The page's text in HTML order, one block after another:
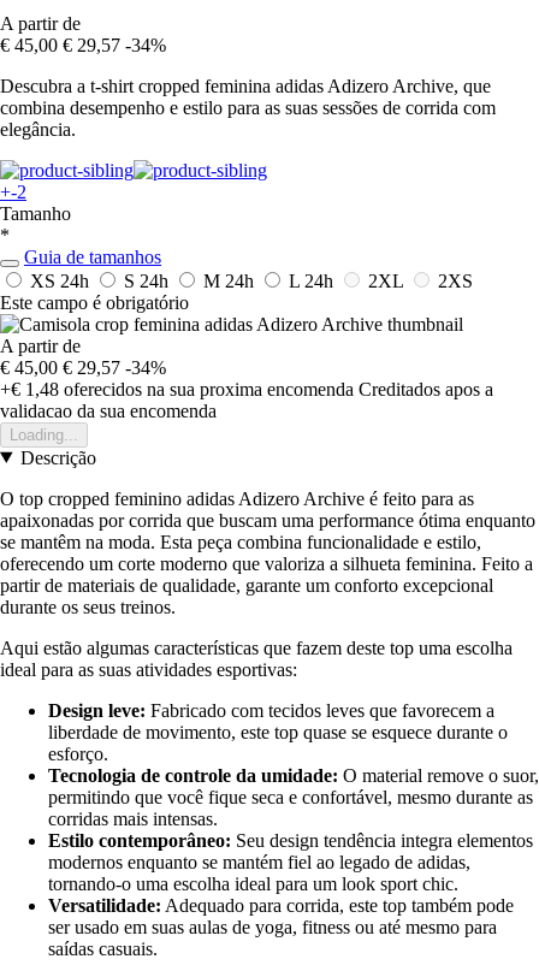
A partir de
€ 45,00 € 29,57 -34%
Descubra a t-shirt cropped feminina adidas Adizero Archive, que
combina desempenho e estilo para as suas sessões de corrida com
elegância.
+-2
Tamanho
*
Guia de tamanhos
XS 24h S 24h M 24h L 24h 2XL
2XS
Este campo é obrigatório
A partir de
€ 45,00 € 29,57 -34%
+€ 1,48 oferecidos na sua proxima encomenda Creditados apos a
validacao da sua encomenda
Loading...
Descrição
O top cropped feminino adidas Adizero Archive é feito para as
apaixonadas por corrida que buscam uma performance ótima enquanto
se mantêm na moda. Esta peça combina funcionalidade e estilo,
oferecendo um corte moderno que valoriza a silhueta feminina. Feito a
partir de materiais de qualidade, garante um conforto excepcional
durante os seus treinos.
Aqui estão algumas características que fazem deste top uma escolha
ideal para as suas atividades esportivas:
Design leve: Fabricado com tecidos leves que favorecem a
liberdade de movimento, este top quase se esquece durante o
esforço.
Tecnologia de controle da umidade: O material remove o suor,
permitindo que você fique seca e confortável, mesmo durante as
corridas mais intensas.
Estilo contemporâneo: Seu design tendência integra elementos
modernos enquanto se mantém fiel ao legado de adidas,
tornando-o uma escolha ideal para um look sport chic.
Versatilidade: Adequado para corrida, este top também pode
ser usado em suas aulas de yoga, fitness ou até mesmo para
saídas casuais.